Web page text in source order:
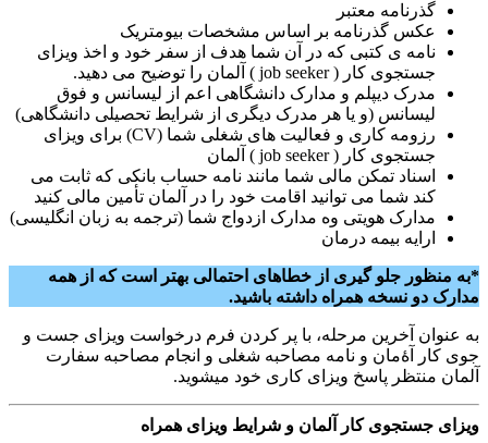
گذرنامه معتبر
عکس گذرنامه بر اساس مشخصات بیومتریک
نامه ی کتبی که در آن شما هدف از سفر خود و اخذ ویزای
جستجوی کار ( job seeker ) آلمان را توضیح می دهید.
مدرک دیپلم و مدارک دانشگاهی اعم از لیسانس و فوق
لیسانس (و یا هر مدرک دیگری از شرایط تحصیلی دانشگاهی)
رزومه کاری و فعالیت های شغلی شما (CV) برای ویزای
جستجوی کار ( job seeker ) آلمان
اسناد تمکن مالی شما مانند نامه حساب بانکی که ثابت می
کند شما می توانید اقامت خود را در آلمان تأمین مالی کنید
مدارک هویتی وه مدارک ازدواج شما (ترجمه به زبان انگلیسی)
ارایه بیمه درمان
*به منظور جلو گیری از خطاهای احتمالی بهتر است که از همه
مدارک دو نسخه همراه داشته باشید.
به عنوان آخرین مرحله، با پر کردن فرم درخواست ویزای جست و
جوی کار آۀمان و نامه مصاحبه شغلی و انجام مصاحبه سفارت
آلمان منتظر پاسخ ویزای کاری خود میشوید.
ویزای جستجوی کار آلمان و شرایط ویزای همراه